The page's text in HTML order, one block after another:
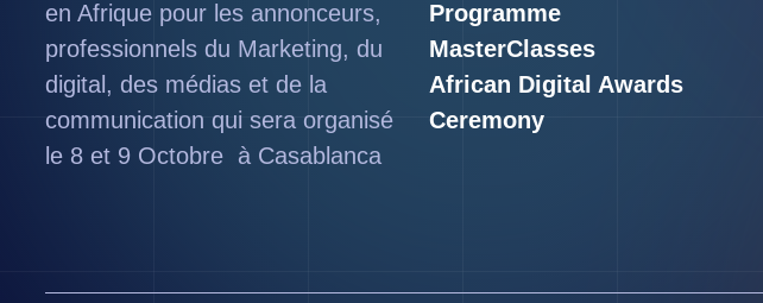
en Afrique pour les annonceurs,
professionnels du Marketing, du
digital, des médias et de la
communication qui sera organisé
le 8 et 9 Octobre à Casablanca
Programme
MasterClasses
African Digital Awards
Ceremony